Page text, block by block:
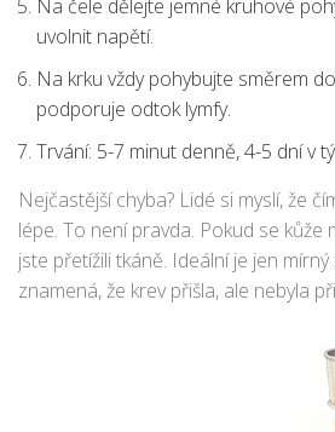
Na čele dělejte jemné kruhové
uvolnit napětí.
Na krku vždy pohybujte směrem
podporuje odtok lymfy.
Trvání: 5-7 minut denně, 4-5 dní v
Nejčastější chyba? Lidé si myslí, že
lépe. To není pravda. Pokud se kůže
jste přetížili tkáně. Ideální je jen
znamená, že krev přišla, ale nebyla